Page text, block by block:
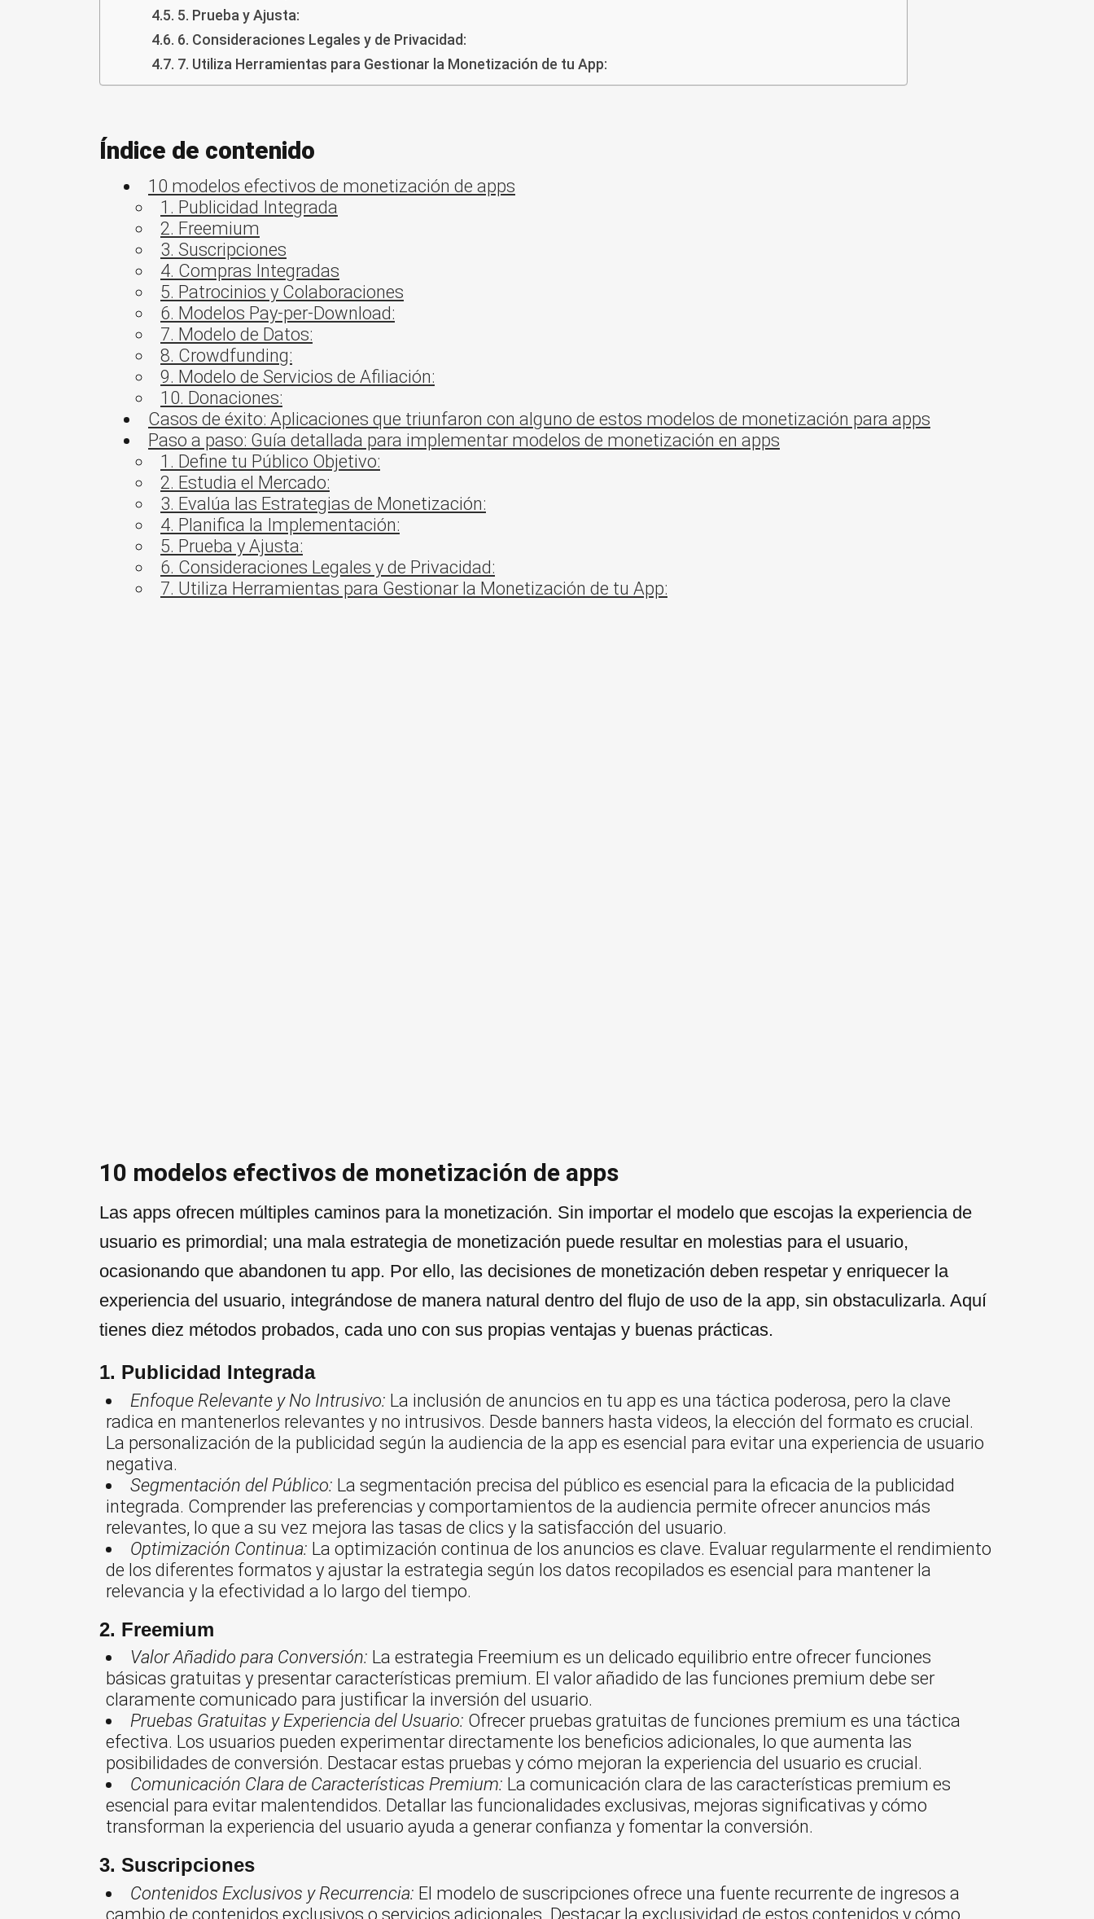
5. Prueba y Ajusta:
6. Consideraciones Legales y de Privacidad:
7. Utiliza Herramientas para Gestionar la Monetización de tu App:
Índice de contenido
10 modelos efectivos de monetización de apps
1. Publicidad Integrada
2. Freemium
3. Suscripciones
4. Compras Integradas
5. Patrocinios y Colaboraciones
6. Modelos Pay-per-Download:
7. Modelo de Datos:
8. Crowdfunding:
9. Modelo de Servicios de Afiliación:
10. Donaciones:
Casos de éxito: Aplicaciones que triunfaron con alguno de estos modelos de monetización para apps
Paso a paso: Guía detallada para implementar modelos de monetización en apps
1. Define tu Público Objetivo:
2. Estudia el Mercado:
3. Evalúa las Estrategias de Monetización:
4. Planifica la Implementación:
5. Prueba y Ajusta:
6. Consideraciones Legales y de Privacidad:
7. Utiliza Herramientas para Gestionar la Monetización de tu App:
10 modelos efectivos de monetización de apps
Las apps ofrecen múltiples caminos para la monetización. Sin importar el modelo que escojas la experiencia de
usuario es primordial; una mala estrategia de monetización puede resultar en molestias para el usuario,
ocasionando que abandonen tu app. Por ello, las decisiones de monetización deben respetar y enriquecer la
experiencia del usuario, integrándose de manera natural dentro del flujo de uso de la app, sin obstaculizarla. Aquí
tienes diez métodos probados, cada uno con sus propias ventajas y buenas prácticas.
1. Publicidad Integrada
Enfoque Relevante y No Intrusivo: La inclusión de anuncios en tu app es una táctica poderosa, pero la clave
radica en mantenerlos relevantes y no intrusivos. Desde banners hasta videos, la elección del formato es crucial.
La personalización de la publicidad según la audiencia de la app es esencial para evitar una experiencia de usuario
negativa.
Segmentación del Público: La segmentación precisa del público es esencial para la eficacia de la publicidad
integrada. Comprender las preferencias y comportamientos de la audiencia permite ofrecer anuncios más
relevantes, lo que a su vez mejora las tasas de clics y la satisfacción del usuario.
Optimización Continua: La optimización continua de los anuncios es clave. Evaluar regularmente el rendimiento
de los diferentes formatos y ajustar la estrategia según los datos recopilados es esencial para mantener la
relevancia y la efectividad a lo largo del tiempo.
2. Freemium
Valor Añadido para Conversión: La estrategia Freemium es un delicado equilibrio entre ofrecer funciones
básicas gratuitas y presentar características premium. El valor añadido de las funciones premium debe ser
claramente comunicado para justificar la inversión del usuario.
Pruebas Gratuitas y Experiencia del Usuario: Ofrecer pruebas gratuitas de funciones premium es una táctica
efectiva. Los usuarios pueden experimentar directamente los beneficios adicionales, lo que aumenta las
posibilidades de conversión. Destacar estas pruebas y cómo mejoran la experiencia del usuario es crucial.
Comunicación Clara de Características Premium: La comunicación clara de las características premium es
esencial para evitar malentendidos. Detallar las funcionalidades exclusivas, mejoras significativas y cómo
transforman la experiencia del usuario ayuda a generar confianza y fomentar la conversión.
3. Suscripciones
Contenidos Exclusivos y Recurrencia: El modelo de suscripciones ofrece una fuente recurrente de ingresos a
cambio de contenidos exclusivos o servicios adicionales. Destacar la exclusividad de estos contenidos y cómo